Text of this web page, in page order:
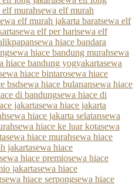
elf murahsewa elf murah
elf murah jakarta baratsewa elf
sewa elf per harisewa elf
sewa hiace bandara
sewa hiace bandung murahsewa
hiace bandung yogyakartasewa
hiace bintarosewa hiace
bsdsewa hiace bulanansewa hiace
di bandungsewa hiace di
jakartasewa hiace jakarta
sewa hiace jakarta selatansewa
sewa hiace ke luar kotasewa
sewa hiace murahsewa hiace
jakartasewa hiace
sewa hiace premiosewa hiace
jakartasewa hiace
sewa hiace serpongsewa hiace